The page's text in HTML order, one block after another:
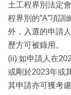
土工程界別法定
程界別的”A”項訓
外，入選的申請
歷方可被錄用。
(ii) 如申請人在
或剛於2023年或
其申請亦可獲考